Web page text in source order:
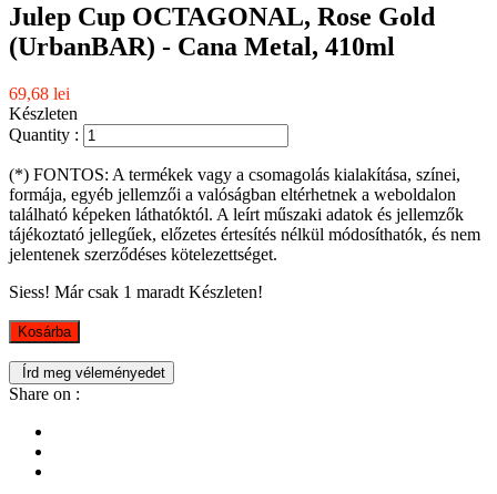
Julep Cup OCTAGONAL, Rose Gold
(UrbanBAR) - Cana Metal, 410ml
69,68 lei
Készleten
Quantity :
(*) FONTOS: A termékek vagy a csomagolás kialakítása, színei,
formája, egyéb jellemzői a valóságban eltérhetnek a weboldalon
található képeken láthatóktól. A leírt műszaki adatok és jellemzők
tájékoztató jellegűek, előzetes értesítés nélkül módosíthatók, és nem
jelentenek szerződéses kötelezettséget.
Siess! Már csak 1 maradt Készleten!
Kosárba
Írd meg véleményedet
Share on :